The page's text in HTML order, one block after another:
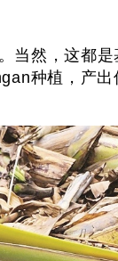
当然，这都是
种植，产出